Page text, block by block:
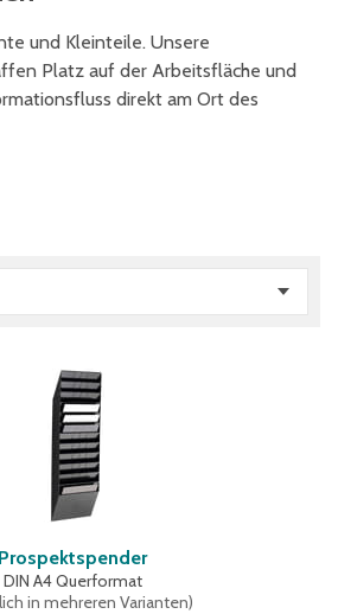
und Kleinteile. Unsere
Platz auf der Arbeitsfläche und
direkt am Ort des
Prospektspender
DIN A4 Querformat
in mehreren Varianten)